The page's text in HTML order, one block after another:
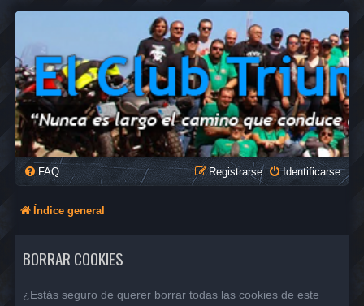
FAQ Identificarse
Registrarse
Índice general
BORRAR COOKIES
¿Estás seguro de querer borrar todas las cookies de este